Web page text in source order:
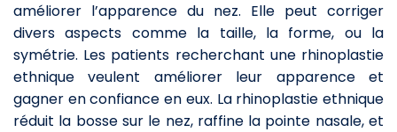
améliorer l’apparence du nez. Elle peut corriger
divers aspects comme la taille, la forme, ou la
symétrie. Les patients recherchant une rhinoplastie
ethnique veulent améliorer leur apparence et
gagner en confiance en eux. La rhinoplastie ethnique
réduit la bosse sur le nez, raffine la pointe nasale, et